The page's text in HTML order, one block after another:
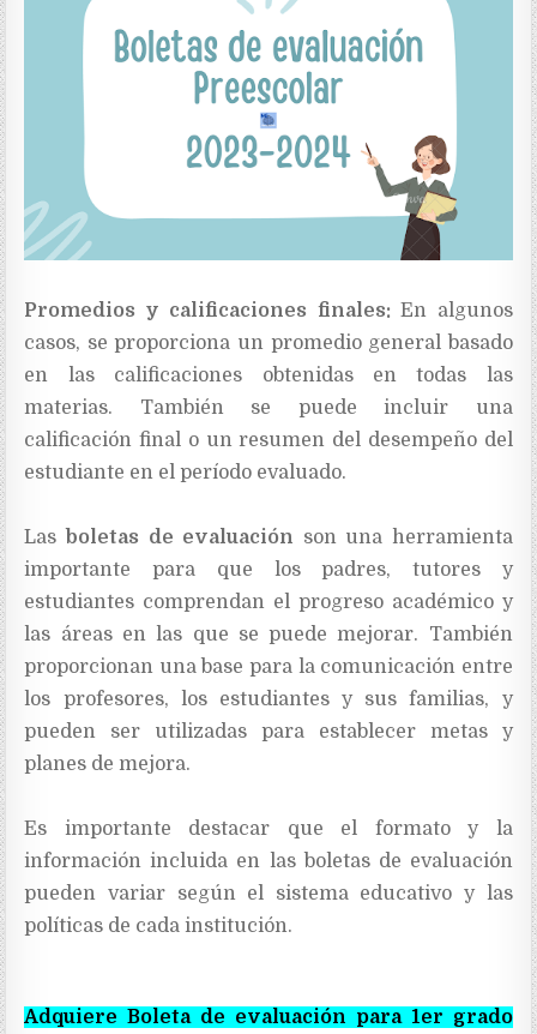
Promedios y calificaciones finales:En algunos
casos, se proporciona un promedio general basado
en las calificaciones obtenidas en todas las
materias. También se puede incluir una
calificación final o un resumen del desempeño del
estudiante en el período evaluado.
Las boletas de evaluación son una herramienta
importante para que los padres, tutores y
estudiantes comprendan el progreso académico y
las áreas en las que se puede mejorar. También
proporcionan una base para la comunicación entre
los profesores, los estudiantes y sus familias, y
pueden ser utilizadas para establecer metas y
planes de mejora.
Es importante destacar que el formato y la
información incluida en las boletas de evaluación
pueden variar según el sistema educativo y las
políticas de cada institución.
Adquiere Boleta de evaluación para 1er grado